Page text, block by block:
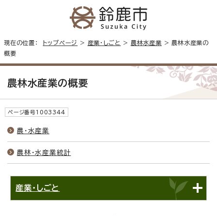
現在の位置： トップページ > 産業・しごと > 農林水産業 > 農林水産業の
概要
農林水産業の概要
ページ番号1003344
農・水産業
農林・水産業統計
産業・しごと